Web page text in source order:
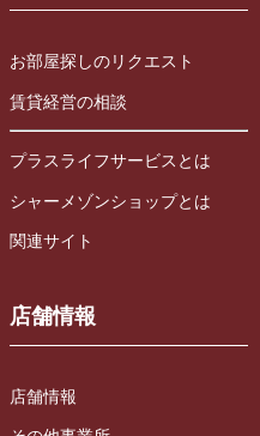
お部屋探しのリクエスト
賃貸経営の相談
プラスライフサービスとは
シャーメゾンショップとは
関連サイト
店舗情報
店舗情報